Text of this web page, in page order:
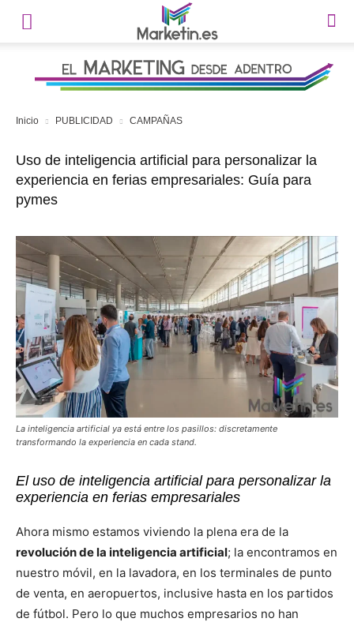
Inicio PUBLICIDAD CAMPAÑAS
Uso de inteligencia artificial para personalizar la
experiencia en ferias empresariales: Guía para
pymes
La inteligencia artificial ya está entre los pasillos: discretamente
transformando la experiencia en cada stand.
El uso de inteligencia artificial para personalizar la
experiencia en ferias empresariales
Ahora mismo estamos viviendo la plena era de la
revolución de la inteligencia artificial; la encontramos en
nuestro móvil, en la lavadora, en los terminales de punto
de venta, en aeropuertos, inclusive hasta en los partidos
de fútbol. Pero lo que muchos empresarios no han